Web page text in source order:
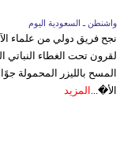
واشنطن ـ السعودية اليوم
نجح فريق دولي من علماء
لقرون تحت الغطاء النباتي
الأ�... المزيد